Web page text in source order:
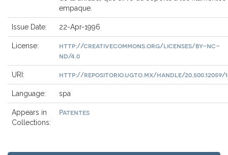
empaque.
Issue Date: 22-Apr-1996
License:
http://creativecommons.org/licenses/by-nc-
nd/4.0
URI: http://repositorio.ugto.mx/handle/20.500.12059/
Language: spa
Appears in
Collections:
Patentes